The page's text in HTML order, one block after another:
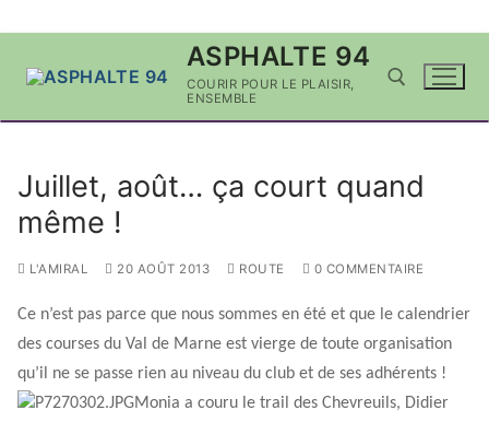
ASPHALTE 94
COURIR POUR LE PLAISIR,
ENSEMBLE
Juillet, août… ça court quand
même !
L'AMIRAL 20 AOÛT 2013 ROUTE 0 COMMENTAIRE
Ce n’est pas parce que nous sommes en été et que le calendrier
des courses du Val de Marne est vierge de toute organisation
qu’il ne se passe rien au niveau du club et de ses adhérents !
Monia a couru le trail des Chevreuils, Didier